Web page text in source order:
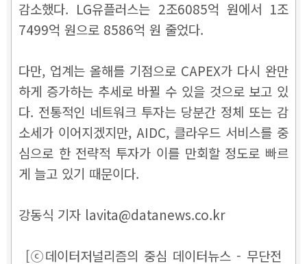
감소했다. LG유플러스는 2조6085억 원에서 1조
7499억 원으로 8586억 원 줄었다.
다만, 업계는 올해를 기점으로 CAPEX가 다시 완만
하게 증가하는 추세로 바뀔 수 있을 것으로 보고 있
다. 전통적인 네트워크 투자는 당분간 정체 또는 감
소세가 이어지겠지만, AIDC, 클라우드 서비스를 중
심으로 한 전략적 투자가 이를 만회할 정도로 빠르
게 늘고 있기 때문이다.
강동식 기자 lavita@datanews.co.kr
[ⓒ데이터저널리즘의 중심 데이터뉴스 - 무단전